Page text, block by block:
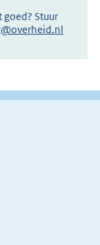
Stuur